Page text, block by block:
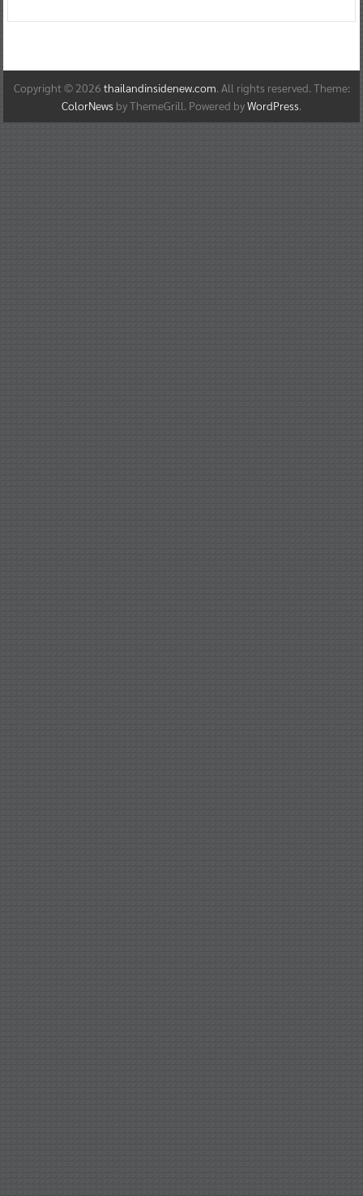
Copyright © 2026 thailandinsidenew.com. All rights reserved. Theme:
ColorNews by ThemeGrill. Powered byWordPress.